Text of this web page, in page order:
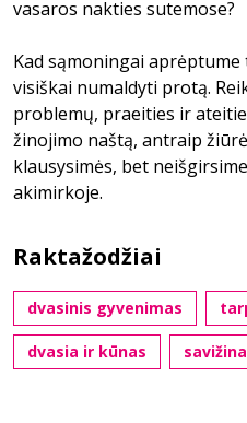
vasaros nakties sutemose?
Kad sąmoningai
visiškai numaldyti protą.
problemų, praeities ir
žinojimo naštą, antraip
klausysimės, bet
akimirkoje.
Raktažodžiai
dvasinis gyvenimas
dvasia ir kūnas savižina